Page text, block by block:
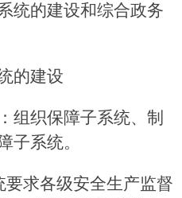
统的建设和综合政务
的建设
组织保障子系统、制
子系统。
求各级安全生产监督